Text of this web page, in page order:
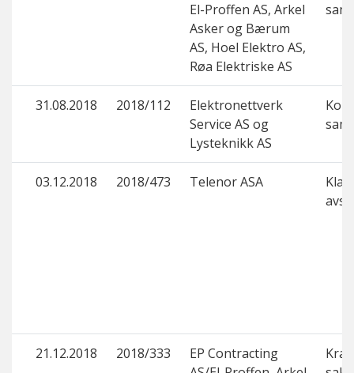
El-Proffen AS, Arkel
Asker og Bærum
AS, Hoel Elektro AS,
Røa Elektriske AS
31.08.2018 2018/112
Elektronettverk
Service AS og
Lysteknikk AS
03.12.2018 2018/473 Telenor ASA
21.12.2018 2018/333
EP Contracting